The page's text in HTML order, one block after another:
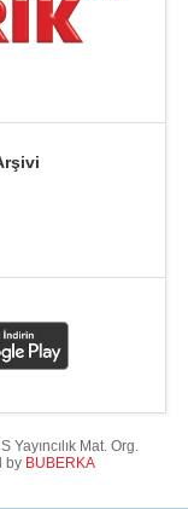
Mat. Org.
by BUBERKA